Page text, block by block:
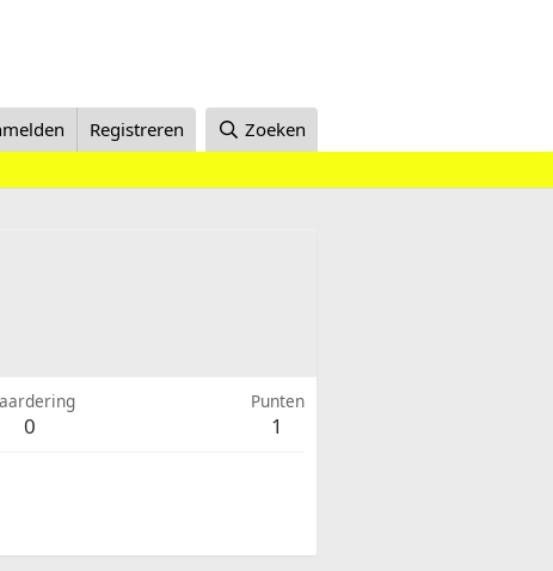
Registreren Zoeken
0
Punten
1